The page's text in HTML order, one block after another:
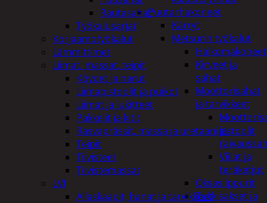
Puutarhakoneet
Kärryt
Metsurin työkalut
Halkomakoneet
Kirveet ja
sahat
Moottorisahat
ja tarvikkeet
ja
Viilat ja
teräketjut
Oksasilppurit
Tukkisakset ja
Rautasahat
Työkalusarjat
Korjaamotyökalut
Lämmittimet
Liimat, massat, teipit
Köydet ja narut
Liimapistoolit ja puikot
Liimat ja lukitteet
Pakkelit ja kitit
Rasvaprässit, massa ja uretaanipistoolit
Teipit
Tiivisteet
Tiivistemassat
LVI
Allaskaapit, hanat ja tarvikkeet